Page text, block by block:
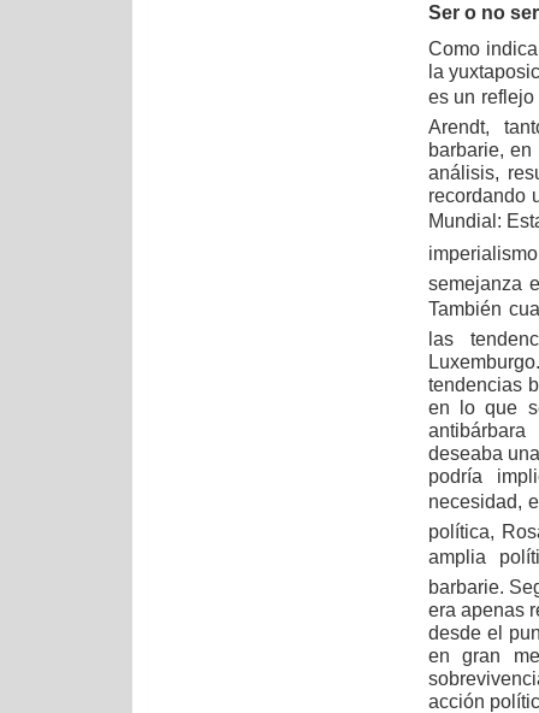
Ser o no ser
Como
la
es un reflejo
Arendt,
barbarie,
análisis,
recordando
Mundial:
semejanza
También
las
tendencias
en lo que
deseaba
podría
necesidad,
política,
amplia
barbarie.
era apenas
desde el
en gran
acción